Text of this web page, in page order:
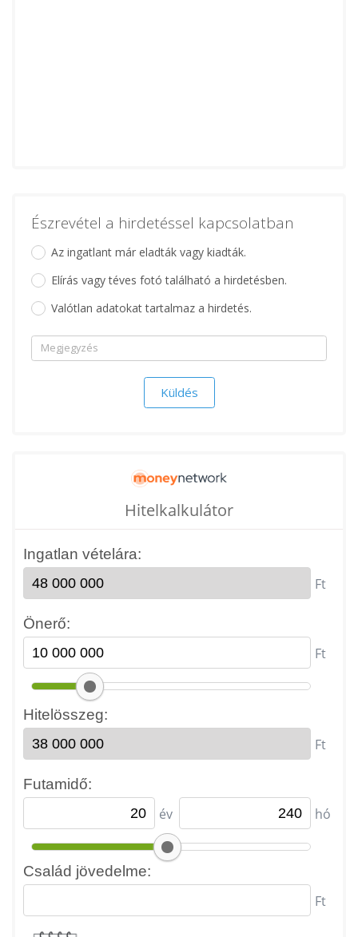
Észrevétel a hirdetéssel kapcsolatban
Az ingatlant már eladták vagy kiadták.
Elírás vagy téves fotó található a hirdetésben.
Valótlan adatokat tartalmaz a hirdetés.